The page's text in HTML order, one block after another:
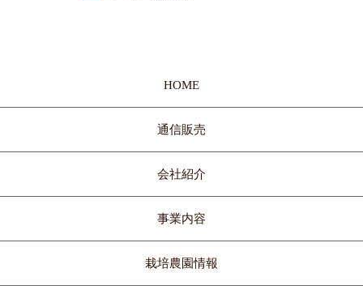
HOME
通信販売
会社紹介
事業内容
栽培農園情報